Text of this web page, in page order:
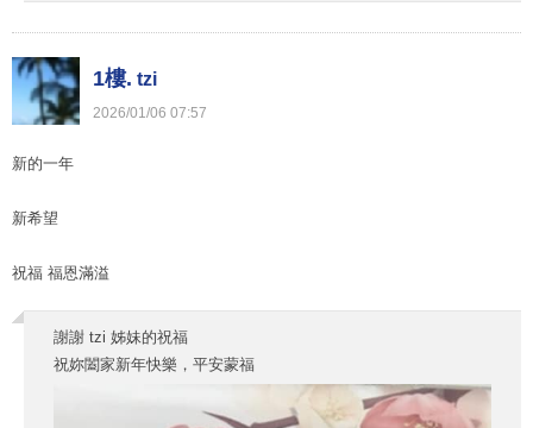
1樓. tzi
2026/01/06 07:57
新的一年
新希望
祝福 福恩滿溢
謝謝 tzi 姊妹的祝福
祝妳闔家新年快樂，平安蒙福